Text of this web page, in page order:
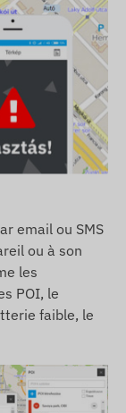
email ou SMS
ou à son
les
POI, le
faible, le